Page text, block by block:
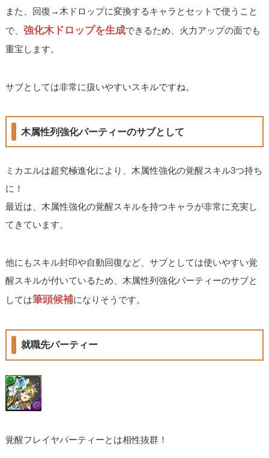
また、回復→木ドロップに変換するキャラとセットで使うこと
で、強化木ドロップを生成できるため、火力アップの面でも
重宝します。
サブとしては非常に扱いやすいスキルですね。
木属性列強化パーティーのサブとして
ミカエルは超究極進化により、木属性強化の覚醒スキル3つ持ち
に！
最近は、木属性強化の覚醒スキルを持つキャラが非常に充実し
てきています。
他にもスキル封印や自動回復など、サブとしては使いやすい覚
醒スキルが付いているため、木属性列強化パーティーのサブと
しては筆頭候補になりそうです。
就職先パーティー
覚醒フレイヤパーティーとは相性抜群！